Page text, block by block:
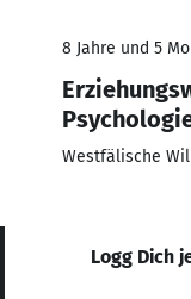
8 Jahre und 5
Westfälische
Logg Dich